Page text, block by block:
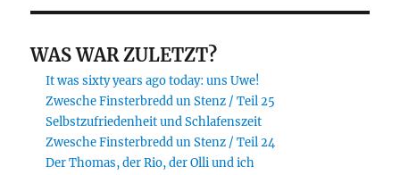
WAS WAR ZULETZT?
It was sixty years ago today: uns Uwe!
Zwesche Finsterbredd un Stenz / Teil 25
Selbstzufriedenheit und Schlafenszeit
Zwesche Finsterbredd un Stenz / Teil 24
Der Thomas, der Rio, der Olli und ich